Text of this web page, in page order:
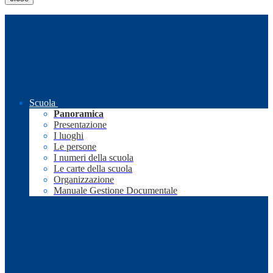
Scuola
Panoramica
Presentazione
I luoghi
Le persone
I numeri della scuola
Le carte della scuola
Organizzazione
Manuale Gestione Documentale